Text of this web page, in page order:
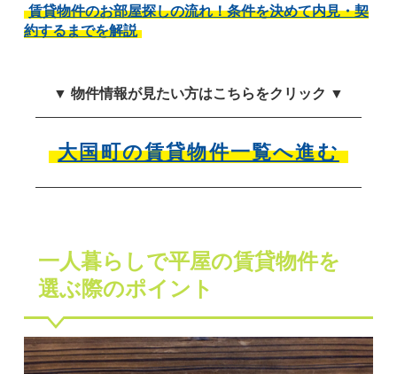
賃貸物件のお部屋探しの流れ！条件を決めて内見・契
約するまでを解説
▼ 物件情報が見たい方はこちらをクリック ▼
大国町の賃貸物件一覧へ進む
一人暮らしで平屋の賃貸物件を
選ぶ際のポイント